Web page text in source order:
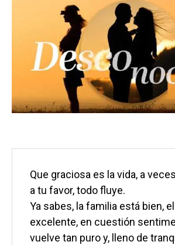
Que graciosa es la vida, a
a tu favor, todo fluye.
Ya sabes, la familia está bien,
excelente, en cuestión
vuelve tan puro y, lleno de